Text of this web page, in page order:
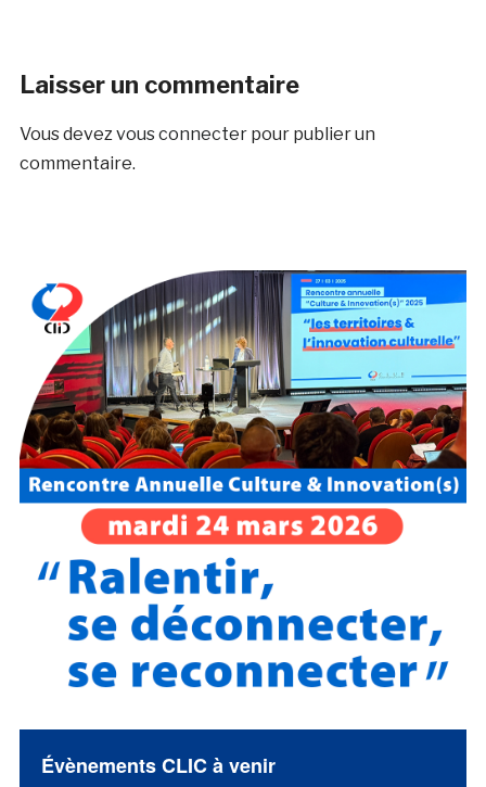
Laisser un commentaire
Vous devezvous connecterpour publier un
commentaire.
Évènements CLIC à venir